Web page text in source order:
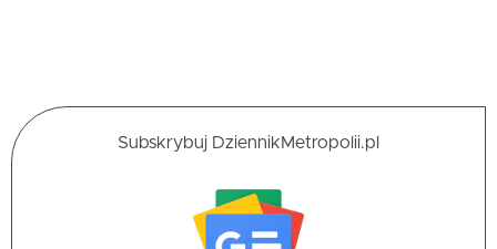
Subskrybuj DziennikMetropolii.pl